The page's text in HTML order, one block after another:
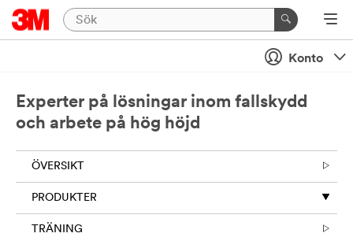
Konto
Experter på lösningar inom fallskydd
och arbete på hög höjd
ÖVERSIKT
PRODUKTER
TRÄNING